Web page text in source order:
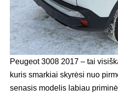
Peugeot 3008 2017 – tai
kuris smarkiai skyrėsi nuo
senasis modelis labiau